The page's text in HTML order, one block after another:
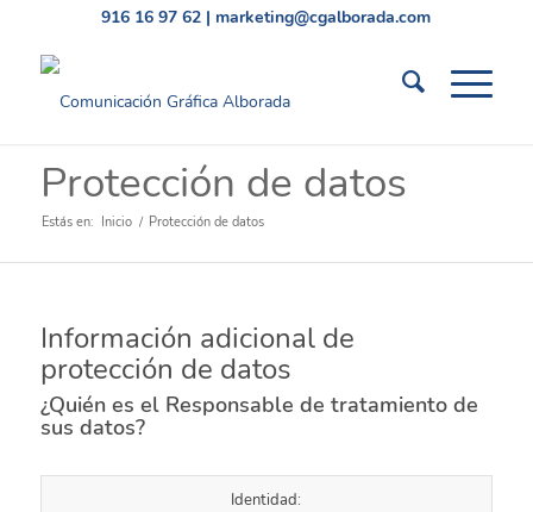
916 16 97 62 | marketing@cgalborada.com
Protección de datos
Estás en: Inicio / Protección de datos
Información adicional de
protección de datos
¿Quién es el Responsable de tratamiento de
sus datos?
Identidad: